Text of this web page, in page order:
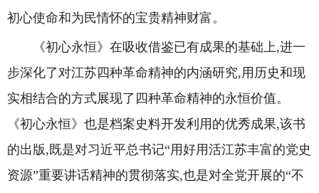
初心使命和为民情怀的宝贵精神财富。
《初心永恒》在吸收借鉴已有成果的基础上,进一
步深化了对江苏四种革命精神的内涵研究,用历史和现
实相结合的方式展现了四种革命精神的永恒价值。
《初心永恒》也是档案史料开发利用的优秀成果,该书
的出版,既是对习近平总书记“用好用活江苏丰富的党史
资源”重要讲话精神的贯彻落实,也是对全党开展的“不